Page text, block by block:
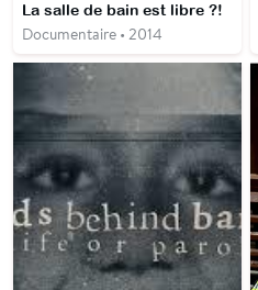
La salle de bain est libre ?!
Documentaire • 2014